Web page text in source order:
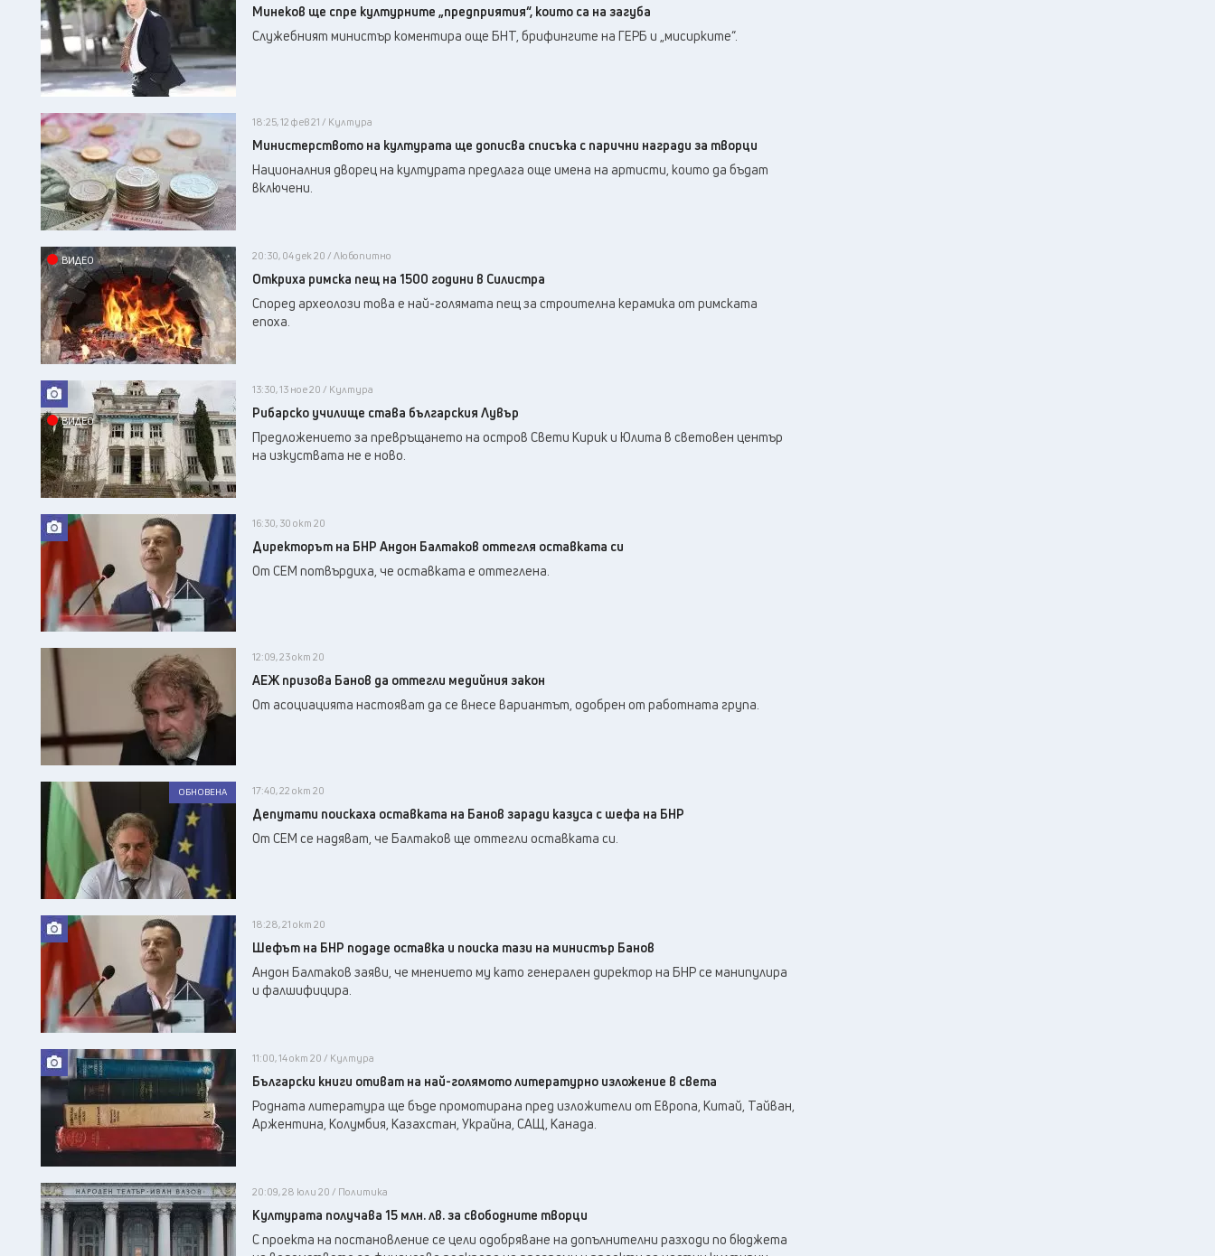
Минеков ще спре културните „предприятия“, които са на загуба
Служебният министър коментира още БНТ, брифингите на ГЕРБ и „мисирките“.
18:25, 12 фев 21 / Култура
Министерството на културата ще дописва списъка с парични награди за творци
Националния дворец на културата предлага още имена на артисти, които да бъдат
включени.
ВИДЕО 20:30, 04 дек 20 / Любопитно
Откриха римска пещ на 1500 години в Силистра
Според археолози това е най-голямата пещ за строителна керамика от римската
епоха.
ВИДЕО
13:30, 13 ное 20 / Култура
Рибарско училище става българския Лувър
Предложението за превръщането на остров Свети Кирик и Юлита в световен център
на изкуствата не е ново.
16:30, 30 окт 20
Директорът на БНР Андон Балтаков оттегля оставката си
От СЕМ потвърдиха, че оставката е оттеглена.
12:09, 23 окт 20
АЕЖ призова Банов да оттегли медийния закон
От асоциацията настояват да се внесе вариантът, одобрен от работната група.
ОБНОВЕНА 17:40, 22 окт 20
Депутати поискаха оставката на Банов заради казуса с шефа на БНР
От СЕМ се надяват, че Балтаков ще оттегли оставката си.
18:28, 21 окт 20
Шефът на БНР подаде оставка и поиска тази на министър Банов
Андон Балтаков заяви, че мнението му като генерален директор на БНР се манипулира
и фалшифицира.
11:00, 14 окт 20 / Култура
Български книги отиват на най-голямото литературно изложение в света
Родната литература ще бъде промотирана пред изложители от Европа, Китай, Тайван,
Аржентина, Колумбия, Казахстан, Украйна, САЩ, Канада.
20:09, 28 юли 20 / Политика
Културата получава 15 млн. лв. за свободните творци
С проекта на постановление се цели одобряване на допълнителни разходи по бюджета